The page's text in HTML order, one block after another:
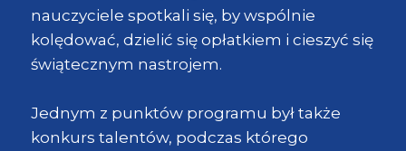
nauczyciele spotkali się, by wspólnie
kolędować, dzielić się opłatkiem i cieszyć się
świątecznym nastrojem.
Jednym z punktów programu był także
konkurs talentów, podczas którego